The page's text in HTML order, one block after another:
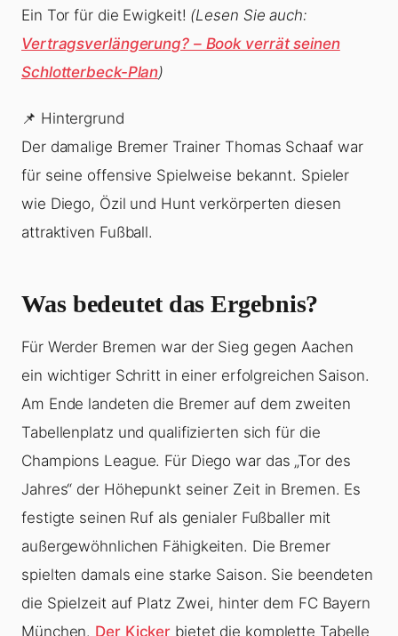
Ein Tor für die Ewigkeit! (Lesen Sie auch:
Vertragsverlängerung? – Book verrät seinen
Schlotterbeck-Plan)
📌 Hintergrund
Der damalige Bremer Trainer Thomas Schaaf war
für seine offensive Spielweise bekannt. Spieler
wie Diego, Özil und Hunt verkörperten diesen
attraktiven Fußball.
Was bedeutet das Ergebnis?
Für Werder Bremen war der Sieg gegen Aachen
ein wichtiger Schritt in einer erfolgreichen Saison.
Am Ende landeten die Bremer auf dem zweiten
Tabellenplatz und qualifizierten sich für die
Champions League. Für Diego war das „Tor des
Jahres“ der Höhepunkt seiner Zeit in Bremen. Es
festigte seinen Ruf als genialer Fußballer mit
außergewöhnlichen Fähigkeiten. Die Bremer
spielten damals eine starke Saison. Sie beendeten
die Spielzeit auf Platz Zwei, hinter dem FC Bayern
München. Der Kicker bietet die komplette Tabelle